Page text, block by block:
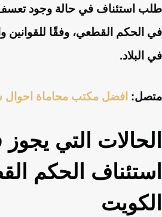
طلب استئناف في حالة وجود
في الحكم القطعي، وفقًا للقوانين
في البلاد.
متصل: افضل مكتب محاماة احوال
الحالات التي يجوز
استئناف الحكم
الكويت